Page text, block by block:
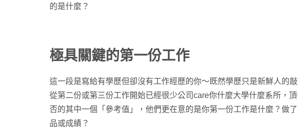
的是什麼？
極具關鍵的第一份工作
這一段是寫給有學歷但卻沒有工作經歷的你～既然學歷只是新鮮人的
從第二份或第三份工作開始已經很少公司care你什麼大學什麼系所，
否的其中一個「參考值」，他們更在意的是你第一份工作是什麼？做
品或成績？